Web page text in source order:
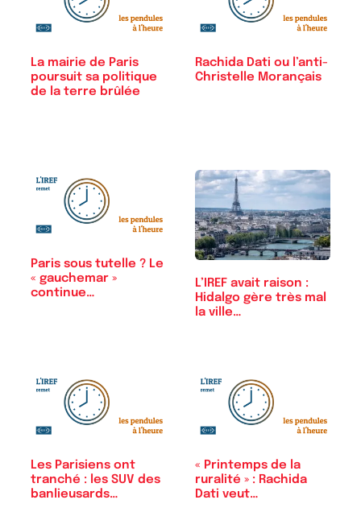
La mairie de Paris
poursuit sa politique
de la terre brûlée
Rachida Dati ou l’anti-
Christelle Morançais
Paris sous tutelle ? Le
« gauchemar »
continue…
L’IREF avait raison :
Hidalgo gère très mal
la ville…
Les Parisiens ont
tranché : les SUV des
banlieusards…
« Printemps de la
ruralité » : Rachida
Dati veut…